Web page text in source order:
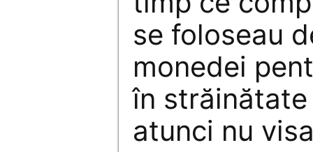
se foloseau
monedei
în
atunci nu